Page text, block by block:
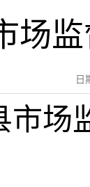
场
日
市场